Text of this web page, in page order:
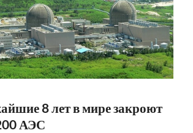
8 лет в мире закроют
АЭС